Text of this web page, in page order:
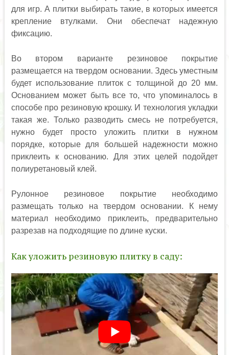
для игр. А плитки выбирать такие, в которых имеется
крепление втулками. Они обеспечат надежную
фиксацию.
Во втором варианте резиновое покрытие
размещается на твердом основании. Здесь уместным
будет использование плиток с толщиной до 20 мм.
Основанием может быть все то, что упоминалось в
способе про резиновую крошку. И технология укладки
такая же. Только разводить смесь не потребуется,
нужно будет просто уложить плитки в нужном
порядке, которые для большей надежности можно
приклеить к основанию. Для этих целей подойдет
полиуретановый клей.
Рулонное резиновое покрытие необходимо
размещать только на твердом основании. К нему
материал необходимо приклеить, предварительно
разрезав на подходящие по длине куски.
Как уложить резиновую плитку в саду: